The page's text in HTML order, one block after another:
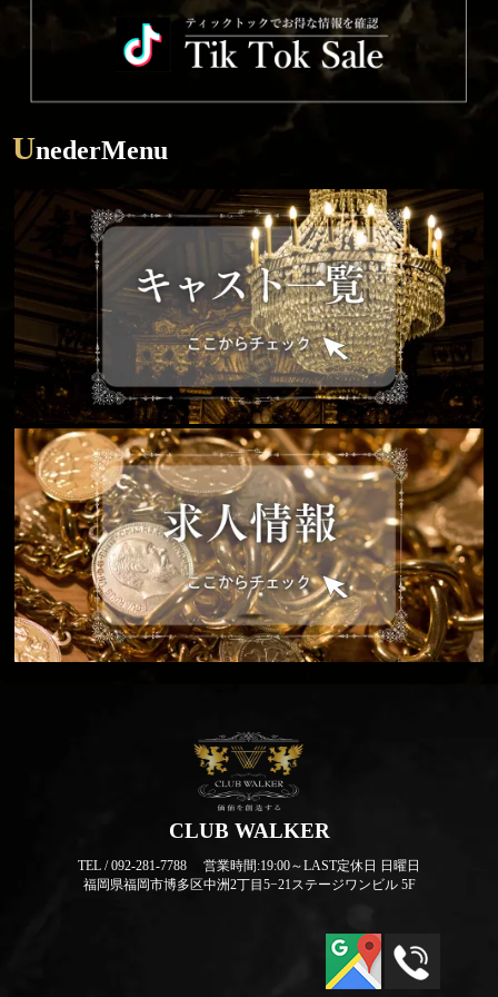
UnederMenu
CLUB WALKER
TEL / 092-281-7788 営業時間:19:00～LAST定休日 日曜日
福岡県福岡市博多区中洲2丁目5−21ステージワンビル 5F